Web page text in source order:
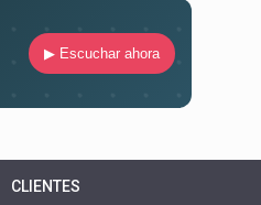
▶ Escuchar ahora
CLIENTES